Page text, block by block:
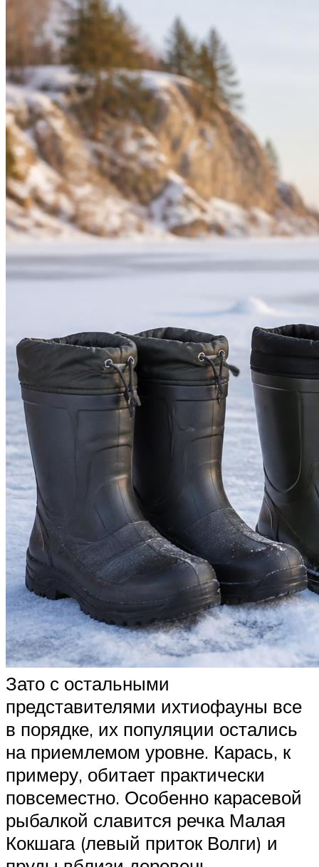
Зато с остальными
представителями ихтиофауны все
в порядке, их популяции остались
на приемлемом уровне. Карась, к
примеру, обитает практически
повсеместно. Особенно карасевой
рыбалкой славится речка Малая
Кокшага (левый приток Волги) и